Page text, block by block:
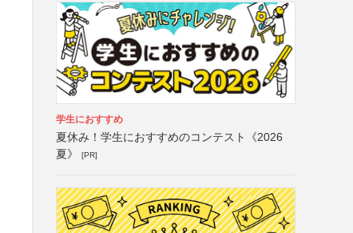
学生におすすめ
夏休み！学生におすすめのコンテスト《2026
夏》
[PR]